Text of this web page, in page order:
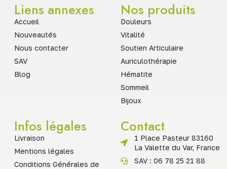
Liens annexes
Accueil
Nouveautés
Nous contacter
SAV
Blog
Nos produits
Douleurs
Vitalité
Soutien Articulaire
Auriculothérapie
Hématite
Sommeil
Bijoux
Infos légales
Livraison
Mentions légales
Conditions Générales de
Contact
1 Place Pasteur 83160
La Valette du Var, France
SAV : 06 78 25 21 88